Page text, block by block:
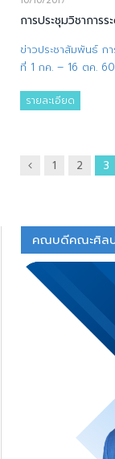
การประชุมวิชาการ
ข่าวประชาสัมพันธ์ ก
ที่ 1 กค. – 16 ตค. 60
รายละเอียด
ก่อน
1 2 3
คณบดีคณะศิลป